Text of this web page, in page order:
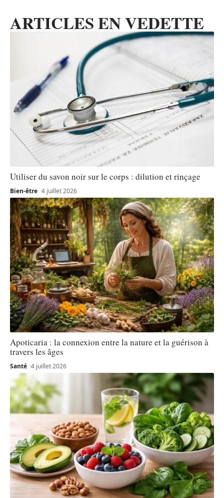
ARTICLES EN VEDETTE
Utiliser du savon noir sur le corps : dilution et rinçage
Bien-être 4 juillet 2026
Apoticaria : la connexion entre la nature et la guérison à
travers les âges
Santé 4 juillet 2026